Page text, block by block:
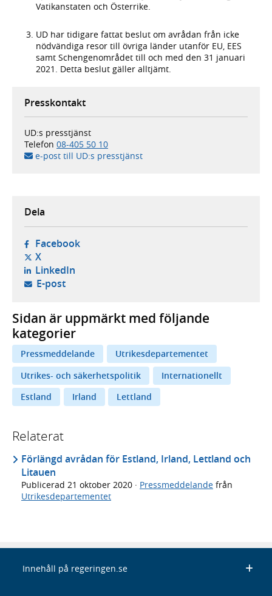
Vatikanstaten och Österrike.
UD har tidigare fattat beslut om avrådan från icke
nödvändiga resor till övriga länder utanför EU, EES
samt Schengenområdet till och med den 31 januari
2021. Detta beslut gäller alltjämt.
Presskontakt
UD:s presstjänst
Telefon 08-405 50 10
e-post till UD:s presstjänst
Dela
Facebook- öppnas i ny flik, extern webbplats,
X- öppnas i ny flik, extern webbplats,
LinkedIn- öppnas i ny flik, extern webbplats,
E-post- öppnar din e-postklient,
Sidan är uppmärkt med följande
kategorier
Pressmeddelande
Utrikesdepartementet
Utrikes- och säkerhetspolitik
Internationellt
Estland
Irland Lettland
Relaterat
Förlängd avrådan för Estland, Irland, Lettland och
Litauen
Publicerad 21 oktober 2020 · Pressmeddelande från
Utrikesdepartementet
Innehåll på regeringen.se